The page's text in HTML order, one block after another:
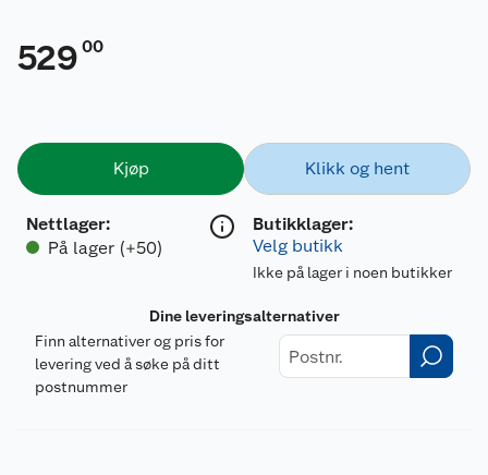
529 00
Kjøp
Nettlager:
På lager (+50)
Klikk og hent
Butikklager:
Velg butikk
Ikke på lager i noen butikker
Dine leveringsalternativer
Finn alternativer og pris for
levering ved å søke på ditt
postnummer